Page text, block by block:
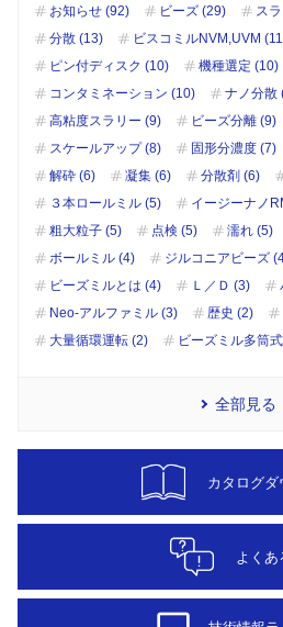
お知らせ (92) ビーズ (29) ス
分散 (13)
ビスコミルNVM,UVM
ピン付ディスク (10)
機種選定 (10)
コンタミネーション (10)
ナノ分散
高粘度スラリー (9)
ビーズ分離 (9)
スケールアップ (8)
固形分濃度 (7)
解砕 (6)
凝集 (6) 分散剤 (6)
３本ロールミル (5)
イージーナノ
粗大粒子 (5)
点検 (5) 濡れ (5)
ボールミル (4)
ジルコニアビーズ
ビーズミルとは (4)
Ｌ／Ｄ (3)
Neo-アルファミル (3)
歴史 (2)
大量循環運転 (2)
ビーズミル多筒
全部見る
カタログダ
よくあ